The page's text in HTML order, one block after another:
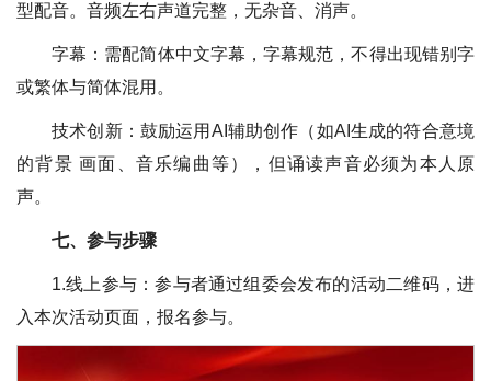
型配音。音频左右声道完整，无杂音、消声。
字幕：需配简体中文字幕，字幕规范，不得出现错别字
或繁体与简体混用。
技术创新：鼓励运用AI辅助创作（如AI生成的符合意境
的背景 画面、音乐编曲等），但诵读声音必须为本人原
声。
七、参与步骤
1.线上参与：参与者通过组委会发布的活动二维码，进
入本次活动页面，报名参与。